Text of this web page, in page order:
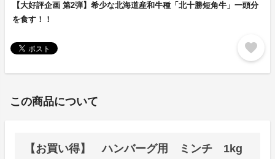
【大好評企画 第2弾】希少な北海道産和牛種「北十勝短角牛」一頭分
を食す！！
favorite
この商品について
【お買い得】 ハンバーグ用 ミンチ 1kg